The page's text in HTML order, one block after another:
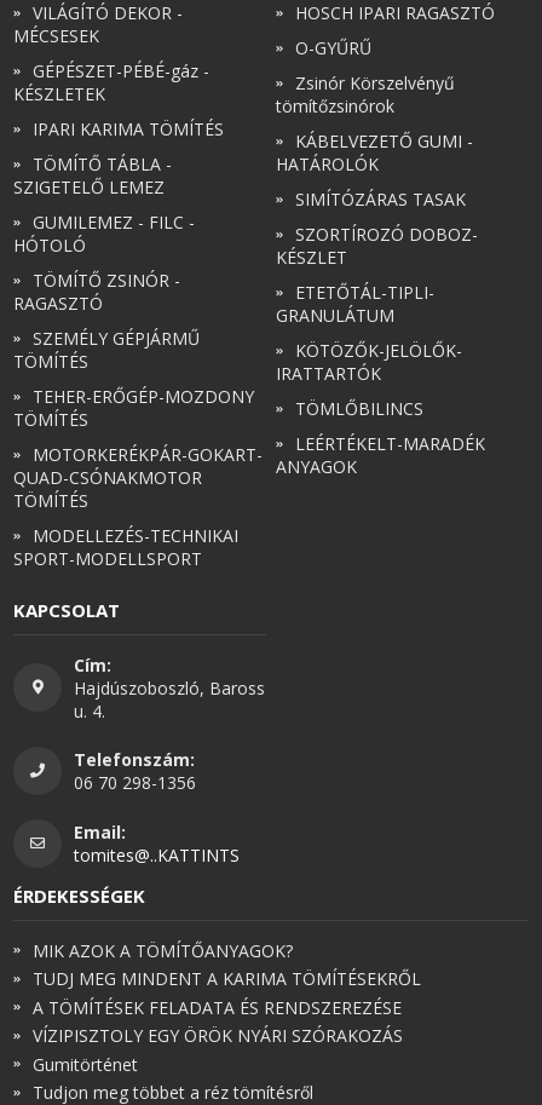
VILÁGÍTÓ DEKOR -
MÉCSESEK
GÉPÉSZET-PÉBÉ-gáz -
KÉSZLETEK
IPARI KARIMA TÖMÍTÉS
TÖMÍTŐ TÁBLA -
SZIGETELŐ LEMEZ
GUMILEMEZ - FILC -
HÓTOLÓ
TÖMÍTŐ ZSINÓR -
RAGASZTÓ
SZEMÉLY GÉPJÁRMŰ
TÖMÍTÉS
TEHER-ERŐGÉP-MOZDONY
TÖMÍTÉS
MOTORKERÉKPÁR-GOKART-
QUAD-CSÓNAKMOTOR
TÖMÍTÉS
MODELLEZÉS-TECHNIKAI
SPORT-MODELLSPORT
HOSCH IPARI RAGASZTÓ
O-GYŰRŰ
Zsinór Körszelvényű
tömítőzsinórok
KÁBELVEZETŐ GUMI -
HATÁROLÓK
SIMÍTÓZÁRAS TASAK
SZORTÍROZÓ DOBOZ-
KÉSZLET
ETETŐTÁL-TIPLI-
GRANULÁTUM
KÖTÖZŐK-JELÖLŐK-
IRATTARTÓK
TÖMLŐBILINCS
LEÉRTÉKELT-MARADÉK
ANYAGOK
KAPCSOLAT
Cím:
Hajdúszoboszló, Baross
u. 4.
Telefonszám:
06 70 298-1356
Email:
tomites@..KATTINTS
ÉRDEKESSÉGEK
MIK AZOK A TÖMÍTŐANYAGOK?
TUDJ MEG MINDENT A KARIMA TÖMÍTÉSEKRŐL
A TÖMÍTÉSEK FELADATA ÉS RENDSZEREZÉSE
VÍZIPISZTOLY EGY ÖRÖK NYÁRI SZÓRAKOZÁS
Gumitörténet
Tudjon meg többet a réz tömítésről